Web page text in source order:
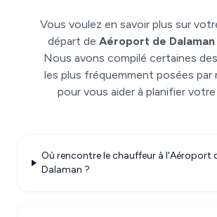
Vous voulez en savoir plus sur
départ de Aéroport de Dalaman
Nous avons compilé certaines
les plus fréquemment posées par
pour vous aider à planifier
Où rencontre le chauffeur à l'Aéroport
Dalaman ?